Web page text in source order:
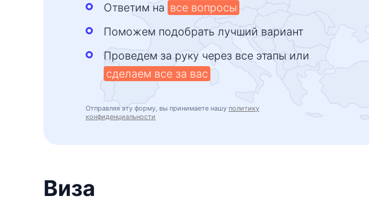
Ответим на все вопросы
Поможем подобрать лучший вариант
Проведем за руку через все этапы или
сделаем все за вас
Отправляя эту форму, вы принимаете нашу политику
конфиденциальности
Виза